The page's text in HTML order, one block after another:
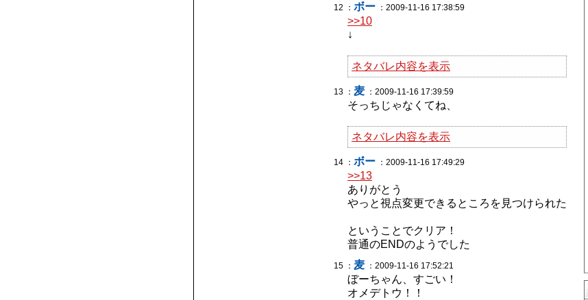
12 ： ボー ：2009-11-16 17:38:59
>>10
↓
ネタバレ内容を表示
13 ： 麦 ：2009-11-16 17:39:59
そっちじゃなくてね、
ネタバレ内容を表示
14 ： ボー ：2009-11-16 17:49:29
>>13
ありがとう
やっと視点変更できるところを見つけられた
ということでクリア！
普通のENDのようでした
15 ： 麦 ：2009-11-16 17:52:21
ぼーちゃん、すごい！
オメデトウ！！